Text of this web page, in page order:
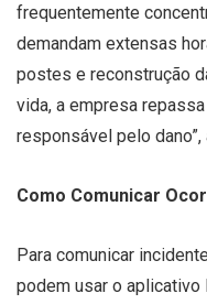
frequentemente
demandam extensas
postes e reconstrução
vida, a empresa
responsável pelo
Como Comunicar
Para comunicar
podem usar o aplicativo